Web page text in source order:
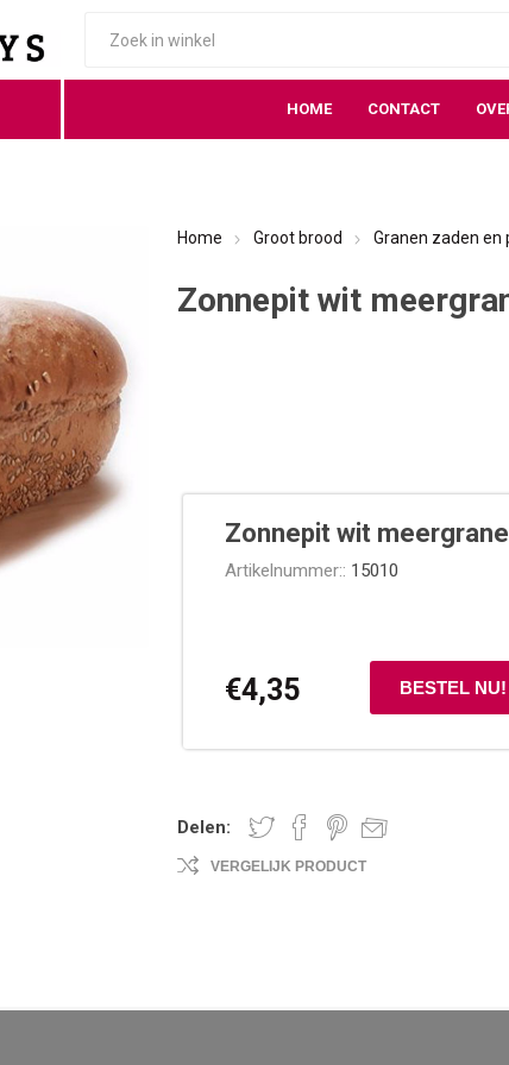
HOME CONTACT
Home Groot brood Granen zaden en
Zonnepit wit
Zonnepit wit
Artikelnummer:: 15010
€4,35
VERGELIJK PRODUCT
Delen: